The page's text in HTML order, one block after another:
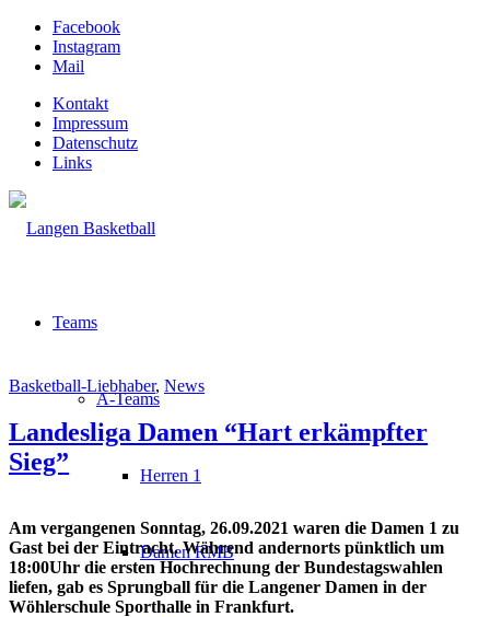
Facebook
Instagram
Mail
Kontakt
Impressum
Datenschutz
Links
Teams
A-Teams
Herren 1
Damen RMB
Basketball-Liebhaber, News
Landesliga Damen “Hart erkämpfter
Sieg”
Am vergangenen Sonntag, 26.09.2021 waren die Damen 1 zu
Gast bei der Eintracht. Während andernorts pünktlich um
18:00Uhr die ersten Hochrechnung der Bundestagswahlen
liefen, gab es Sprungball für die Langener Damen in der
Wöhlerschule Sporthalle in Frankfurt.